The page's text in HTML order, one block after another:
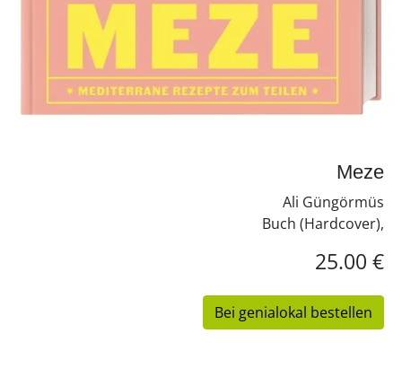
Meze
Ali Güngörmüs
Buch (Hardcover),
25.00 €
Bei genialokal bestellen